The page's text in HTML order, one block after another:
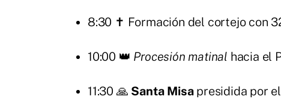
8:30 ✝️ Formación del cortejo con
10:00 👑 Procesión matinal hacia el
11:30 🙏 Santa Misapresidida por